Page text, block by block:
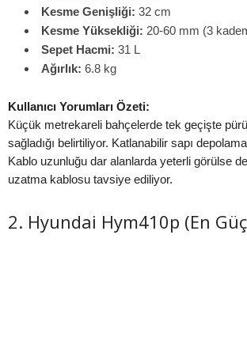
Kesme Genişliği: 32 cm
Kesme Yüksekliği: 20-60 mm (3
Sepet Hacmi: 31 L
Ağırlık: 6.8 kg
Kullanıcı Yorumları Özeti:
Küçük metrekareli bahçelerde tek geçişte
sağladığı belirtiliyor. Katlanabilir sapı
Kablo uzunluğu dar alanlarda yeterli görülse
uzatma kablosu tavsiye ediliyor.
2. Hyundai Hym410p (En